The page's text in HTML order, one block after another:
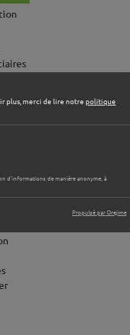
plus, merci de lire notre politique
d'informations de manière anonyme, à
Propulsé par Orejime